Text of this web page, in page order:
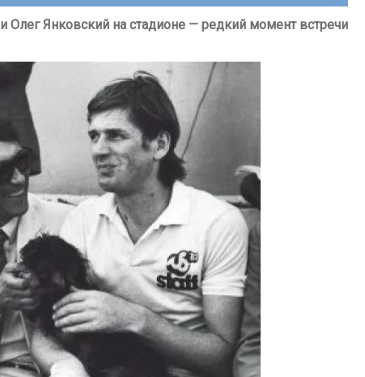
Олег Янковский на стадионе — редкий момент встречи